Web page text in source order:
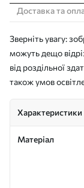
Доставка та
Зверніть увагу:
можуть дещо
від роздільної
також умов
Характеристики
Матеріал